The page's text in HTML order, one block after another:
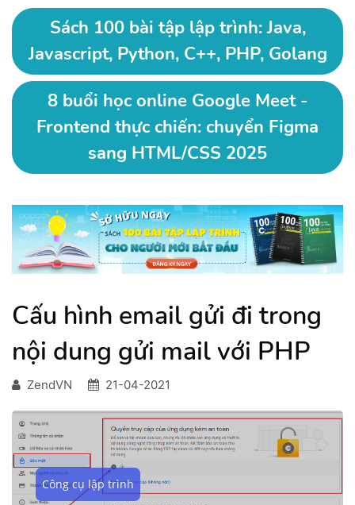
Sách 100 bài tập lập trình: Java,
Javascript, Python, C++, PHP, Golang
8 buổi học online Google Meet -
Frontend thực chiến: chuyển Figma
sang HTML/CSS 2025
Cấu hình email gửi đi trong
nội dung gửi mail với PHP
ZendVN 21-04-2021
Công cụ lập trình